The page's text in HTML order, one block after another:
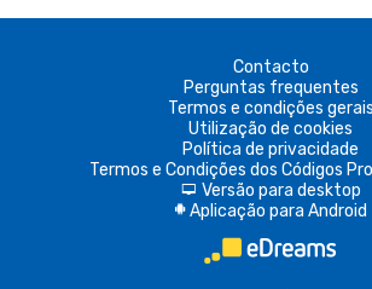
Contacto
Perguntas frequentes
Termos e condições gerais
Utilização de cookies
Política de privacidade
Termos e Condições dos Códigos
d Versão para desktop
A Aplicação para Android